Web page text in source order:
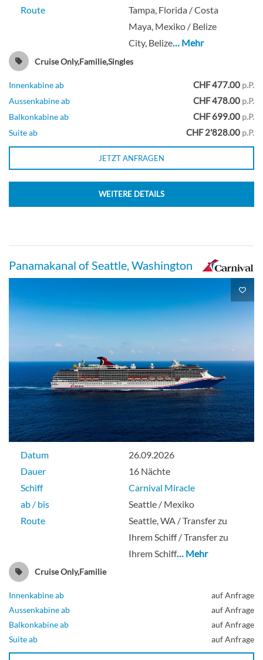
Route
Tampa, Florida / Costa
Maya, Mexiko / Belize
City, Belize… Mehr
Cruise Only,Familie,Singles
Innenkabine ab CHF 477.00 p.P.
Aussenkabine ab
CHF 478.00 p.P.
Balkonkabine ab
CHF 699.00 p.P.
Suite ab
CHF 2'828.00 p.P.
JETZT ANFRAGEN
WEITERE DETAILS
Panamakanal of Seattle, Washington
Datum
26.09.2026
Dauer
16 Nächte
Schiff
Carnival Miracle
ab / bis
Seattle / Mexiko
Route
Seattle, WA / Transfer zu
Ihrem Schiff / Transfer zu
Ihrem Schiff… Mehr
Cruise Only,Familie
Innenkabine ab
auf Anfrage
Aussenkabine ab
auf Anfrage
Balkonkabine ab
auf Anfrage
Suite ab
auf Anfrage